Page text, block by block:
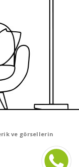
ve görsellerin